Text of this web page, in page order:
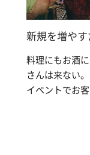
新規を増や
料理にもお酒
さんは来ない
イベントでお